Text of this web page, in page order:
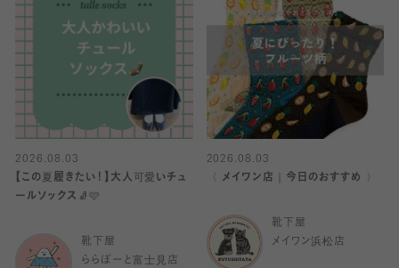
2026.08.03
【この夏履きたい！】大人可愛いチュ
ールソックス🧦🩷
靴下屋
ららぽーと富士見店
2026.08.03
〈 メイワン店｜今日のおすすめ 〉
靴下屋
メイワン浜松店